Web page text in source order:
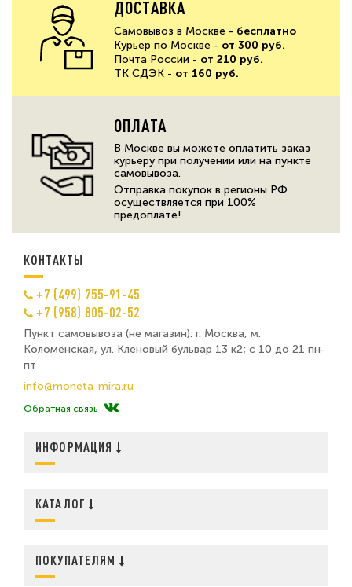
ДОСТАВКА
Самовывоз в Москве - бесплатно
Курьер по Москве - от 300 руб.
Почта России - от 210 руб.
ТК СДЭК - от 160 руб.
ОПЛАТА
В Москве вы можете оплатить заказ
курьеру при получении или на пункте
самовывоза.
Отправка покупок в регионы РФ
осуществляется при 100%
предоплате!
КОНТАКТЫ
+7 (499) 755-91-45
+7 (958) 805-02-52
Пункт самовывоза (не магазин): г. Москва, м.
Коломенская, ул. Кленовый бульвар 13 к2; с 10 до 21 пн-
пт
info@moneta-mira.ru
Обратная связь
ИНФОРМАЦИЯ
КАТАЛОГ
ПОКУПАТЕЛЯМ